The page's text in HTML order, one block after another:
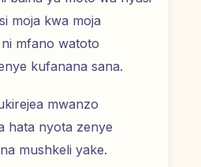
moja kwa moja
mfano watoto
kufanana sana.
mwanzo
hata nyota zenye
mushkeli yake.